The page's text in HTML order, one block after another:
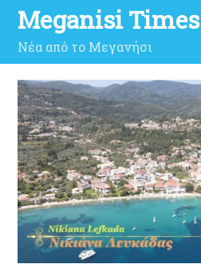
Meganisi Times
Νέα από το Μεγανήσι